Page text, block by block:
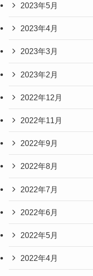
2023年5月
2023年4月
2023年3月
2023年2月
2022年12月
2022年11月
2022年9月
2022年8月
2022年7月
2022年6月
2022年5月
2022年4月